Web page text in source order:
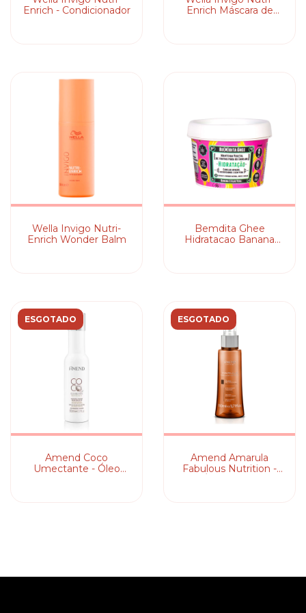
Enrich - Condicionador
Enrich Máscara de
Wella Invigo Nutri-
Enrich Wonder Balm
Bemdita Ghee
Hidratacao Banana
ESGOTADO
Amend Coco
Umectante - Óleo
ESGOTADO
Amend Amarula
Fabulous Nutrition -